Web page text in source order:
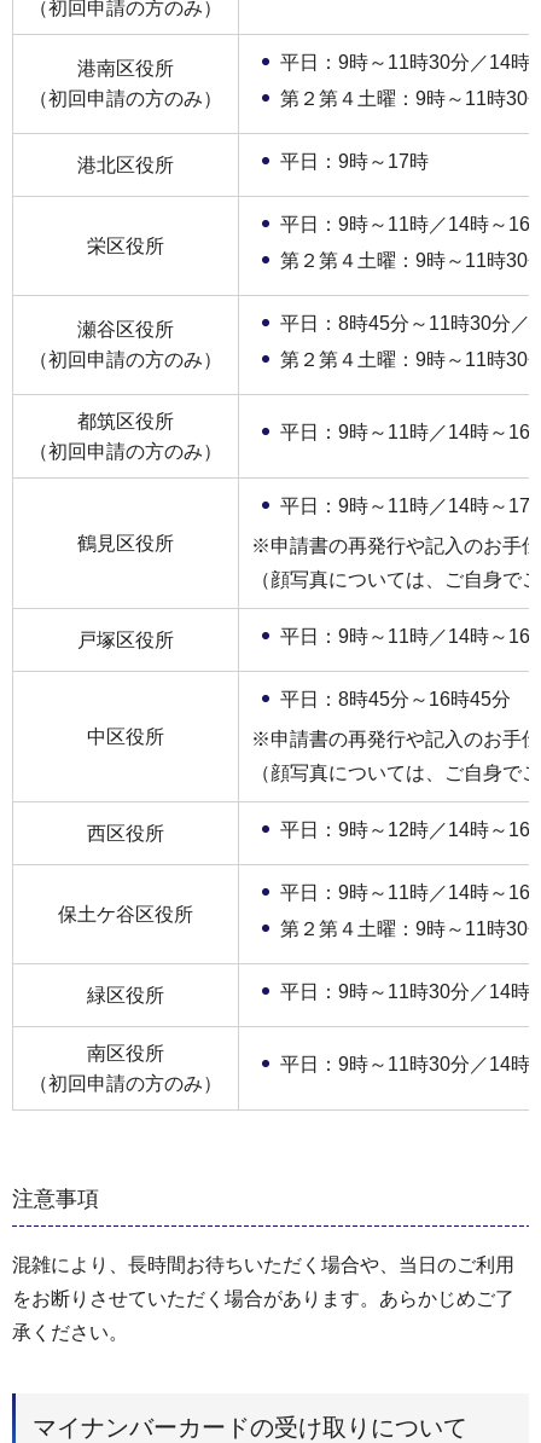
（初回申請の方のみ）
港南区役所
（初回申請の方のみ）
平日：9時～11時30分／14時
第２第４土曜：9時～11時30
港北区役所 平日：9時～17時
栄区役所
平日：9時～11時／14時～16
第２第４土曜：9時～11時30
瀬谷区役所
（初回申請の方のみ）
平日：8時45分～11時30分／
第２第４土曜：9時～11時30
都筑区役所
（初回申請の方のみ）
平日：9時～11時／14時～16
鶴見区役所
平日：9時～11時／14時～17
※申請書の再発行や記入のお手
（顔写真については、ご自身で
戸塚区役所 平日：9時～11時／14時～16
中区役所
平日：8時45分～16時45分
※申請書の再発行や記入のお手
（顔写真については、ご自身で
西区役所 平日：9時～12時／14時～16
保土ケ谷区役所
平日：9時～11時／14時～16
第２第４土曜：9時～11時30
緑区役所 平日：9時～11時30分／14時
南区役所
（初回申請の方のみ）
平日：9時～11時30分／14時
注意事項
混雑により、長時間お待ちいただく場合や、当日のご利用
をお断りさせていただく場合があります。あらかじめご了
承ください。
マイナンバーカードの受け取りについて